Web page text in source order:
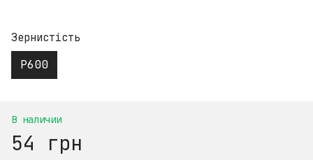
Зернистість
P600
В наличии
54 грн